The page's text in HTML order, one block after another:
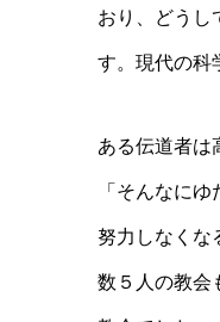
おり、どうし
す。現代の科
ある伝道者は
「そんなに
努力しなくな
数５人の教会